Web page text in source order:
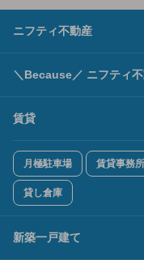
ニフティ不動産
＼Because／ ニフティ
賃貸
月極駐車場 賃貸事務
貸し倉庫
新築一戸建て